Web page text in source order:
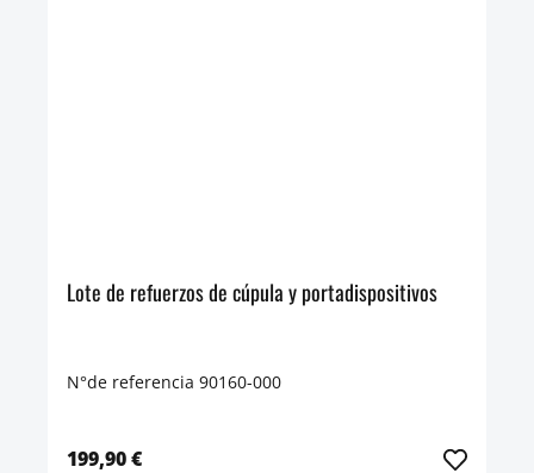
Lote de refuerzos de cúpula y portadispositivos
N°de referencia 90160-000
199,90 €